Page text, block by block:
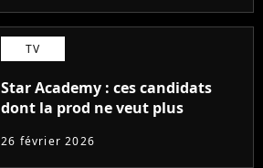
TV
Star Academy : ces candidats
dont la prod ne veut plus
26 février 2026